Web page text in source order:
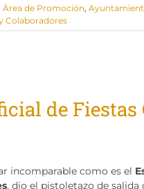
Área de Promoción,
Colaboradores
de
incomparable como es el
, dio el pistoletazo de